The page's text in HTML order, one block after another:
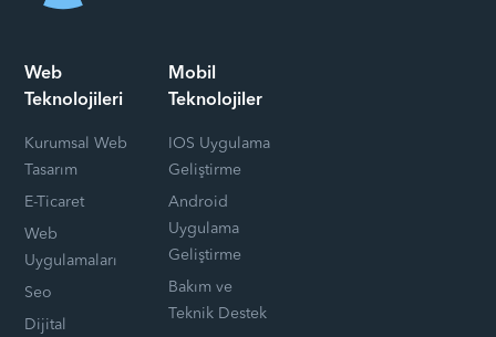
Web
Teknolojileri
Kurumsal Web
Tasarım
E-Ticaret
Web
Uygulamaları
Seo
Dijital
Mobil
Teknolojiler
IOS Uygulama
Geliştirme
Android
Uygulama
Geliştirme
Bakım ve
Teknik Destek